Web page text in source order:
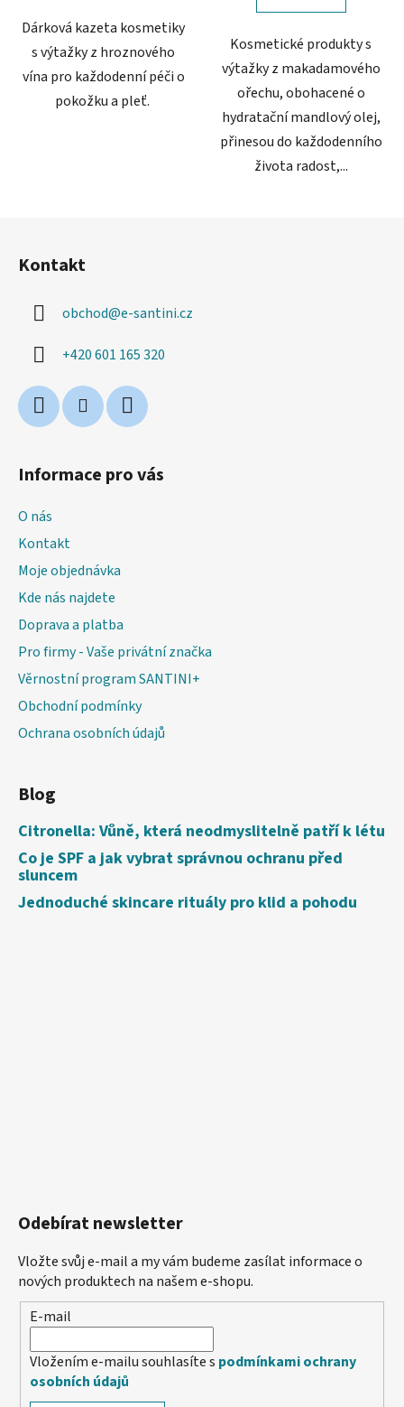
Dárková kazeta kosmetiky
s výtažky z hroznového
vína pro každodenní péči o
pokožku a pleť.
Kosmetické produkty s
výtažky z makadamového
ořechu, obohacené o
hydratační mandlový olej,
přinesou do každodenního
života radost,...
Kontakt
obchod@e-santini.cz
+420 601 165 320
Informace pro vás
O nás
Kontakt
Moje objednávka
Kde nás najdete
Doprava a platba
Pro firmy - Vaše privátní značka
Věrnostní program SANTINI+
Obchodní podmínky
Ochrana osobních údajů
Blog
Citronella: Vůně, která neodmyslitelně patří k létu
Co je SPF a jak vybrat správnou ochranu před
sluncem
Jednoduché skincare rituály pro klid a pohodu
Odebírat newsletter
Vložte svůj e-mail a my vám budeme zasílat informace o
nových produktech na našem e-shopu.
E-mail
Vložením e-mailu souhlasíte s podmínkami ochrany
osobních údajů